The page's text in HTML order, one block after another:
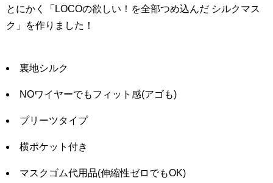
とにかく「LOCOの欲しい！を全部つめ込んだ シルクマス
ク」を作りました！
裏地シルク
NOワイヤーでもフィット感(アゴも)
プリーツタイプ
横ポケット付き
マスクゴム代用品(伸縮性ゼロでもOK)